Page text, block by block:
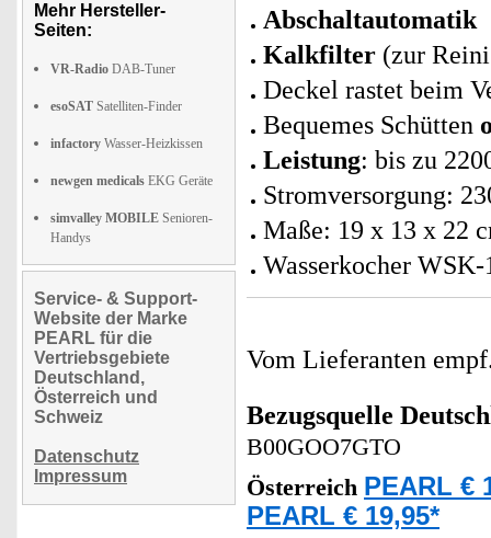
Mehr Hersteller-
Seiten:
VR-Radio DAB-Tuner
esoSAT Satelliten-Finder
infactory Wasser-Heizkissen
newgen medicals EKG Geräte
simvalley MOBILE Senioren-
Handys
Service- & Support-
Website der Marke
PEARL für die
Vertriebsgebiete
Deutschland,
Österreich und
Schweiz
Datenschutz
Impressum
Abschaltautomatik
Kalkfilter (zur
Deckel rastet beim
Bequemes Schütten
Leistung: bis zu
Stromversorgung:
Maße: 19 x 13 x 22
Wasserkocher
Vom Lieferanten
Bezugsquelle
B00GOO7GTO
Österreich PEARL €
PEARL € 19,95*